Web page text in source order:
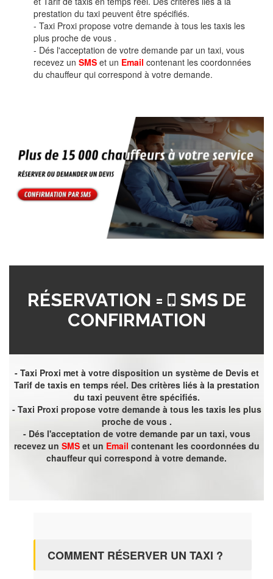
prestation du taxi peuvent être spécifiés.
- Taxi Proxi propose votre demande à tous les taxis les
plus proche de vous .
- Dés l'acceptation de votre demande par un taxi, vous
recevez un SMS et un Email contenant les coordonnées
du chauffeur qui correspond à votre demande.
RÉSERVATION =
SMS DE
CONFIRMATION
- Taxi Proxi met à votre disposition un système de Devis et
Tarif de taxis en temps réel. Des critères liés à la prestation
du taxi peuvent être spécifiés.
- Taxi Proxi propose votre demande à tous les taxis les plus
proche de vous .
- Dés l'acceptation de votre demande par un taxi, vous
recevez un SMSet un Email contenant les coordonnées du
chauffeur qui correspond à votre demande.
COMMENT RÉSERVER UN TAXI ?